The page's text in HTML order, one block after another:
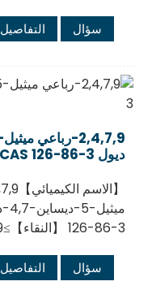
سؤال التفاصيل
ديول CAS 126-86-3
126-86-3 【النقاء】≥99%
سؤال التفاصيل